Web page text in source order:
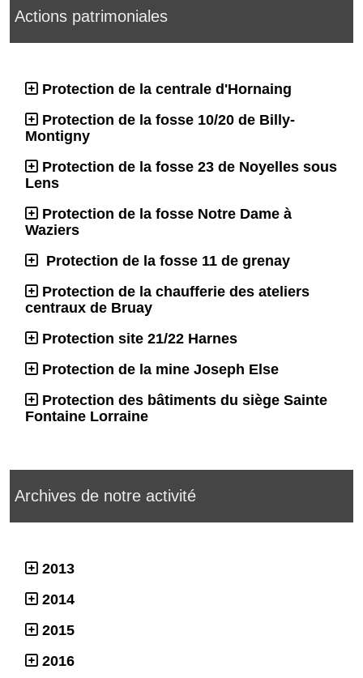
Actions patrimoniales
Protection de la centrale d'Hornaing
Protection de la fosse 10/20 de Billy-
Montigny
Protection de la fosse 23 de Noyelles sous
Lens
Protection de la fosse Notre Dame à
Waziers
Protection de la fosse 11 de grenay
Protection de la chaufferie des ateliers
centraux de Bruay
Protection site 21/22 Harnes
Protection de la mine Joseph Else
Protection des bâtiments du siège Sainte
Fontaine Lorraine
Archives de notre activité
2013
2014
2015
2016